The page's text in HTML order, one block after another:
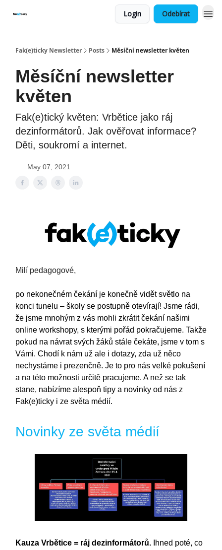
Login Odebírat
Fak(e)ticky Newsletter Posts Měsíční newsletter květen
Měsíční newsletter
květen
Fak(e)tický květen: Vrbětice jako ráj
dezinformátorů. Jak ověřovat informace?
Děti, soukromí a internet.
May 07, 2021
Milí pedagogové,
po nekonečném čekání je konečně vidět světlo na
konci tunelu – školy se postupně otevírají! Jsme rádi,
že jsme mnohým z vás mohli zkrátit čekání našimi
online workshopy, s kterými pořád pokračujeme. Takže
pokud na návrat svých žáků stále čekáte, jsme v tom s
Vámi. Chodí k nám už ale i dotazy, zda už něco
nechystáme i prezenčně. Je to pro nás velké pokušení
a na této možnosti určitě pracujeme. A než se tak
stane, nabízíme alespoň tipy a novinky od nás z
Fak(e)ticky i ze světa médií.
Novinky ze světa médií
Kauza Vrbětice = ráj dezinformátorů. Ihned poté, co